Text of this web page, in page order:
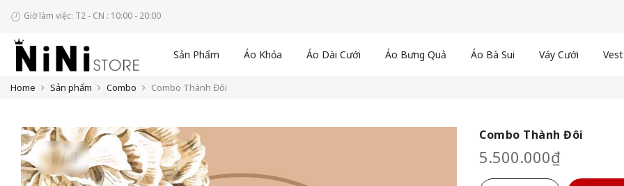
Giờ làm việc: T2 - CN : 10:00 - 20:00
Sản Phẩm Áo Khỏa Áo Dài Cưới Áo Bưng Quả Áo Bà Sui Váy Cưới Vest
Home Sản phẩm Combo Combo Thành Đôi
Combo Thành Đôi
5.500.000₫